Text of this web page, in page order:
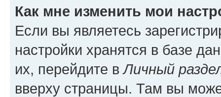
Как мне изменить мои
Если вы являетесь
настройки хранятся в базе
их, перейдите вЛичный
вверху страницы. Там вы